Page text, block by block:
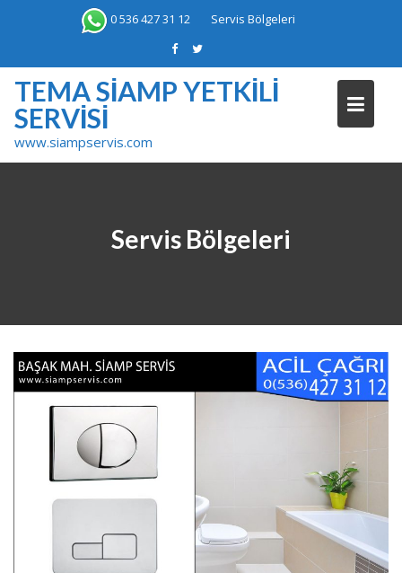
0 536 427 31 12 Servis Bölgeleri
TEMA SIAMP YETKILI
SERVISI
www.siampservis.com
Servis Bölgeleri